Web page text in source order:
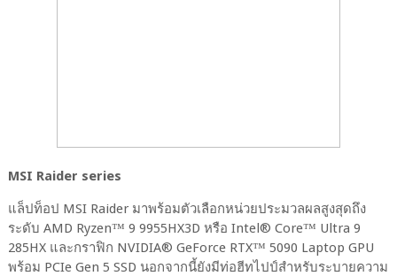
MSI Raider series
แล็ปท็อป MSI Raider มาพร้อมตัวเลือกหน่วยประมวลผลสูงสุดถึง
ระดับ AMD Ryzen™ 9 9955HX3D หรือ Intel® Core™ Ultra 9
285HX และกราฟิก NVIDIA® GeForce RTX™ 5090 Laptop GPU
พร้อม PCIe Gen 5 SSD นอกจากนี้ยังมีท่อฮีทไปป์สำหรับระบายความ